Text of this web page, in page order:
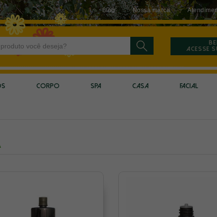
Blog Nossa marca
Acesse
CORPO SPA CASA FACIAL